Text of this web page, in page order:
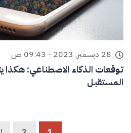
28 ديسمبر, 2023 - 09:43 ص
توقعات الذكاء الاصطناعي: هكذا
المستقبل